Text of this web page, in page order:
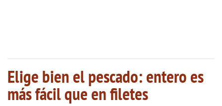
Elige bien el pescado: entero es
más fácil que en filetes